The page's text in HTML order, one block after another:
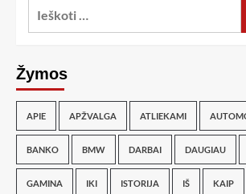
Žymos
APIE APŽVALGA ATLIEKAMI
BANKO BMW DARBAI DAUGIAU
GAMINA IKI ISTORIJA IŠ KAIP